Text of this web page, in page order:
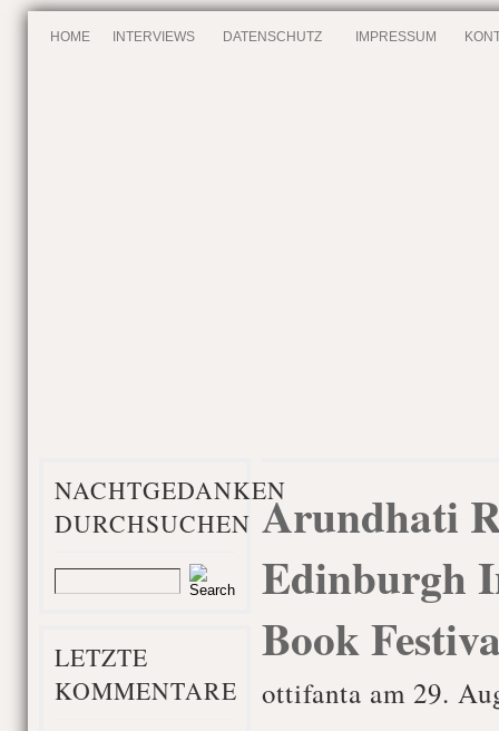
HOME INTERVIEWS DATENSCHUTZ IMPRESSUM
NACHTGEDANKEN
DURCHSUCHEN
LETZTE
KOMMENTARE
Arundhati
Edinburgh
Book
ottifanta am 29.